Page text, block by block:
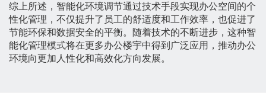
综上所述，智能化环境调节通过技术手段实现办公空间的个
性化管理，不仅提升了员工的舒适度和工作效率，也促进了
节能环保和数据安全的平衡。随着技术的不断进步，这种智
能化管理模式将在更多办公楼宇中得到广泛应用，推动办公
环境向更加人性化和高效化方向发展。